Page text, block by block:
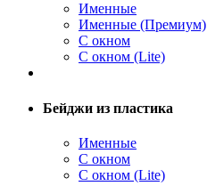
Именные
Именные (Премиум)
С окном
С окном (Lite)
Бейджи из пластика
Именные
С окном
С окном (Lite)